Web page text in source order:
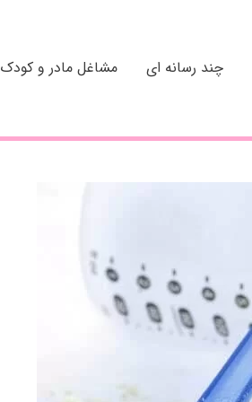
چند رسانه ای مشاغل مادر و کودک